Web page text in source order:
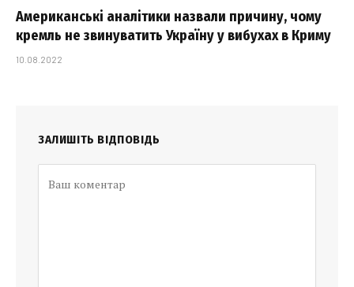
Американські аналітики назвали причину, чому
кремль не звинуватить Україну у вибухах в Криму
10.08.2022
ЗАЛИШІТЬ ВІДПОВІДЬ